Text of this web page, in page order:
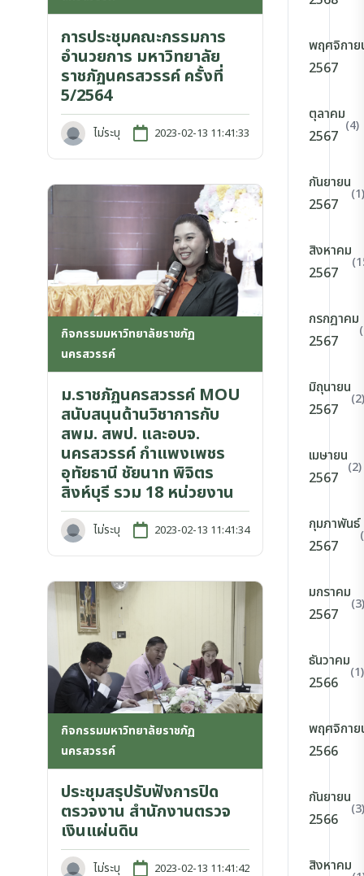
การประชุมคณะกรรมการ
อำนวยการ มหาวิทยาลัย
ราชภัฏนครสวรรค์ ครั้งที่
5/2564
ไม่ระบุ 2023-02-13 11:41:33
กิจกรรมมหาวิทยาลัยราชภัฏ
นครสวรรค์
ม.ราชภัฏนครสวรรค์ MOU
สนับสนุนด้านวิชาการกับ
สพม. สพป. และอบจ.
นครสวรรค์ กำแพงเพชร
อุทัยธานี ชัยนาท พิจิตร
สิงห์บุรี รวม 18 หน่วยงาน
ไม่ระบุ 2023-02-13 11:41:34
กิจกรรมมหาวิทยาลัยราชภัฏ
นครสวรรค์
ประชุมสรุปรับฟังการปิด
ตรวจงาน สำนักงานตรวจ
เงินแผ่นดิน
ไม่ระบุ 2023-02-13 11:41:42
พฤศจิกาย
2567
ตุลาคม
2567
(4)
กันยายน
2567
(1)
สิงหาคม
2567
กรกฎาคม
2567
มิถุนายน
2567
(2)
เมษายน
2567
(2)
กุมภาพันธ์
2567
มกราคม
2567
(3)
ธันวาคม
2566
(1)
พฤศจิกาย
2566
กันยายน
2566
(3)
สิงหาคม